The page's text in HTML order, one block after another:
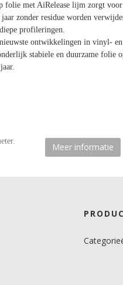
folie met AiRelease lijm zorgt
zonder residue worden
profileringen.
ontwikkelingen in vinyl-
stabiele en duurzame folie
solvent.
Meer informatie